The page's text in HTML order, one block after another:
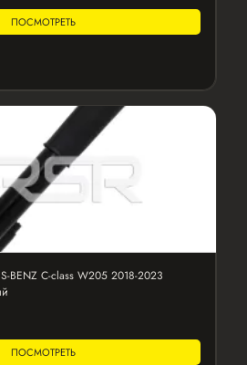
ПОСМОТРЕТЬ
BENZ C-class W205 2018-2023
ПОСМОТРЕТЬ